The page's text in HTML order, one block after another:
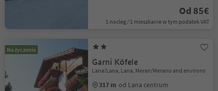
Od 85€
1 nocleg / 1 mieszkanie w tym podatek VAT
Na życzenie
Garni Köfele
Lana/Lana, Lana, Meran/Merano and environs
317 m od Lana centrum